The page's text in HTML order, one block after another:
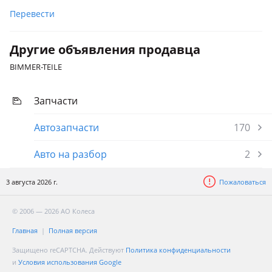
поколение, 2014 - 2018 5 поколение (BS)
2011 - 2016 1 поколение (GP), 2017 - н.в. 2 поколение (GT),
2016 - 2017 1 поколение рестайлинг (GP)
Перевести
Другие объявления продавца
BIMMER-TEILE
Запчасти
Автозапчасти
170
Авто на разбор
2
3 августа 2026 г. Пожаловаться
© 2006 — 2026 АО Колеса
Главная Полная версия
Защищено reCAPTCHA. Действуют Политика конфиденциальности
и Условия использования Google